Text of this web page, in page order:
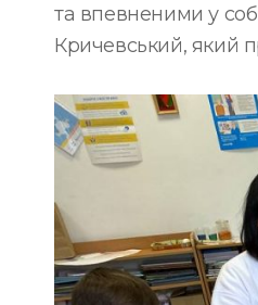
та впевненими у
Кричевський, який